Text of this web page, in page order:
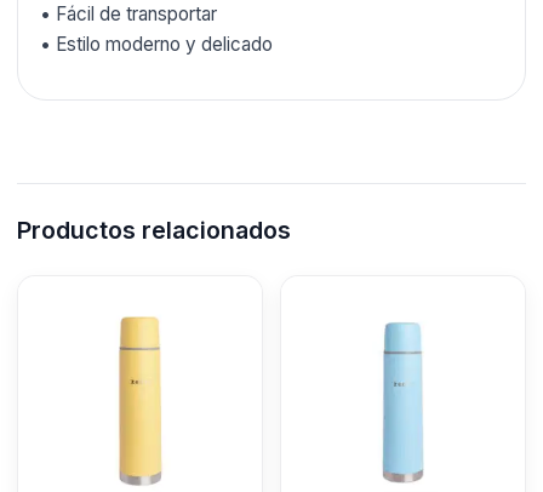
• Fácil de transportar
• Estilo moderno y delicado
Productos relacionados